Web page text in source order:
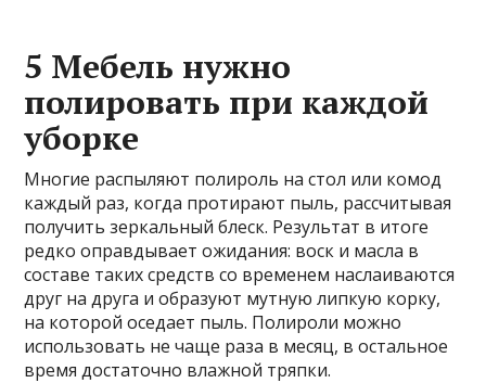
5 Мебель нужно
полировать при каждой
уборке
Многие распыляют полироль на стол или комод
каждый раз, когда протирают пыль, рассчитывая
получить зеркальный блеск. Результат в итоге
редко оправдывает ожидания: воск и масла в
составе таких средств со временем наслаиваются
друг на друга и образуют мутную липкую корку,
на которой оседает пыль. Полироли можно
использовать не чаще раза в месяц, в остальное
время достаточно влажной тряпки.